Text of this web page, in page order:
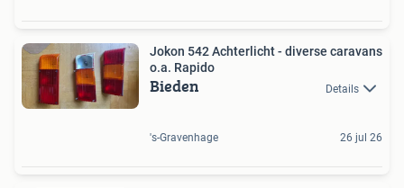
Jokon 542 Achterlicht - diverse caravans
o.a. Rapido
Bieden Details
's-Gravenhage 26 jul 26